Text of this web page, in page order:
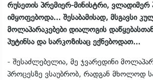
რუსეთის პრემიერ-მინისტრი, ვლადიმერ
იმყოფებოდა... შესაბამისად, მსგავსი
მოლაპარაკებები დიალოგის
პუტინსა და სარკოზისაც ექნებოდათ...
- შესაძლებელია, მე ჯვარედინი
პროცესზე ვსაუბრობ, რადგან მხოლოდ